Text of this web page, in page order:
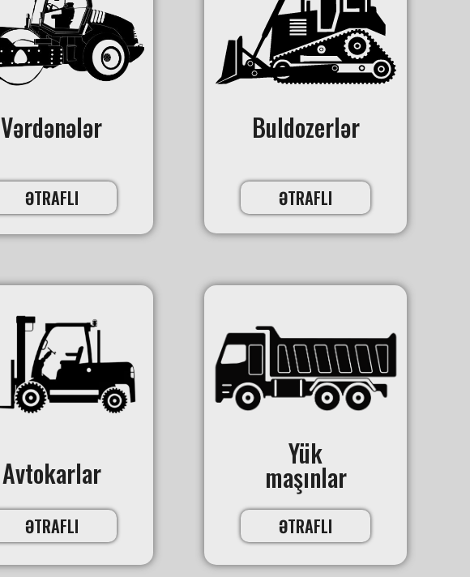
Vərdənələr Buldozerlər
Yük
maşınlar
Avtokarlar
ƏTRAFLI
ƏTRAFLI
ƏTRAFLI
ƏTRAFLI